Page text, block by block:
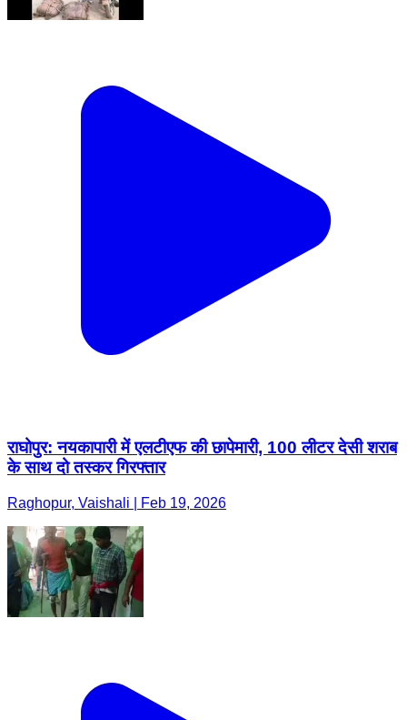
राघोपुर: नयकापारी में एलटीएफ की छापेमारी, 100 लीटर देसी शराब
के साथ दो तस्कर गिरफ्तार
Raghopur, Vaishali | Feb 19, 2026